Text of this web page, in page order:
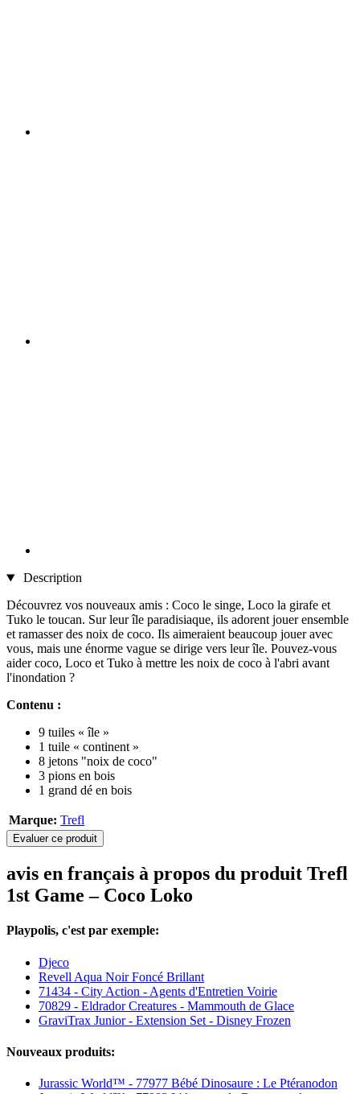
Description
Découvrez vos nouveaux amis : Coco le singe, Loco la girafe et
Tuko le toucan. Sur leur île paradisiaque, ils adorent jouer ensemble
et ramasser des noix de coco. Ils aimeraient beaucoup jouer avec
vous, mais une énorme vague se dirige vers leur île. Pouvez-vous
aider coco, Loco et Tuko à mettre les noix de coco à l'abri avant
l'inondation ?
Contenu :
9 tuiles « île »
1 tuile « continent »
8 jetons "noix de coco"
3 pions en bois
1 grand dé en bois
Marque: Trefl
Evaluer ce produit
avis en français à propos du produit Trefl
1st Game – Coco Loko
Playpolis, c'est par exemple:
Djeco
Revell Aqua Noir Foncé Brillant
71434 - City Action - Agents d'Entretien Voirie
70829 - Eldrador Creatures - Mammouth de Glace
GraviTrax Junior - Extension Set - Disney Frozen
Nouveaux produits:
Jurassic World™ - 77977 Bébé Dinosaure : Le Ptéranodon